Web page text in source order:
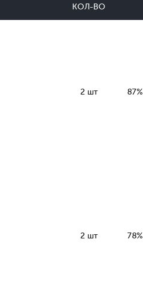
КОЛ-ВО
2 шт 87%
2 шт 78%